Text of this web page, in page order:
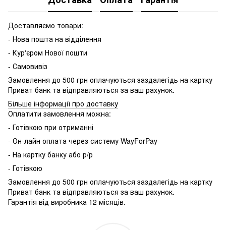
Доставляємо товари:
- Нова пошта на відділення
- Кур'єром Нової пошти
- Самовивіз
Замовлення до 500 грн оплачуються заздалегідь на картку
Приват банк та відправляються за ваш рахунок.
Більше інформації про доставку
Оплатити замовлення можна:
- Готівкою при отриманні
- Он-лайн оплата через систему WayForPay
- На картку банку або р/р
- Готівкою
Замовлення до 500 грн оплачуються заздалегідь на картку
Приват банк та відправляються за ваш рахунок.
Гарантія від виробника 12 місяців.